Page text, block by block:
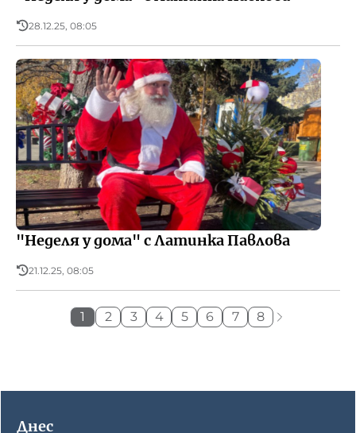
28.12.25, 08:05
"Неделя у дома" с Латинка Павлова
21.12.25, 08:05
1 2 3 4 5 6 7 8
Днес